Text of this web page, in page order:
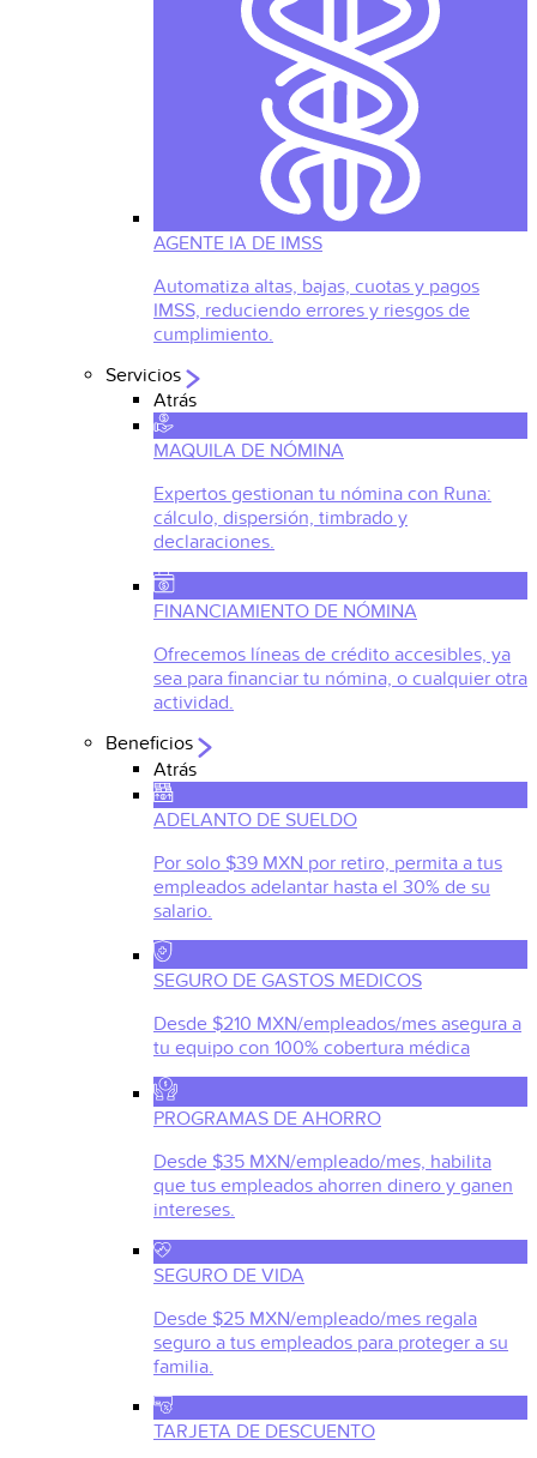
AGENTE IA DE IMSS
Automatiza altas, bajas, cuotas y pagos
IMSS, reduciendo errores y riesgos de
cumplimiento.
Servicios
Atrás
MAQUILA DE NÓMINA
Expertos gestionan tu nómina con Runa:
cálculo, dispersión, timbrado y
declaraciones.
FINANCIAMIENTO DE NÓMINA
Ofrecemos líneas de crédito accesibles, ya
sea para financiar tu nómina, o cualquier otra
actividad.
Beneficios
Atrás
ADELANTO DE SUELDO
Por solo $39 MXN por retiro, permita a tus
empleados adelantar hasta el 30% de su
salario.
SEGURO DE GASTOS MEDICOS
Desde $210 MXN/empleados/mes asegura a
tu equipo con 100% cobertura médica
PROGRAMAS DE AHORRO
Desde $35 MXN/empleado/mes, habilita
que tus empleados ahorren dinero y ganen
intereses.
SEGURO DE VIDA
Desde $25 MXN/empleado/mes regala
seguro a tus empleados para proteger a su
familia.
TARJETA DE DESCUENTO